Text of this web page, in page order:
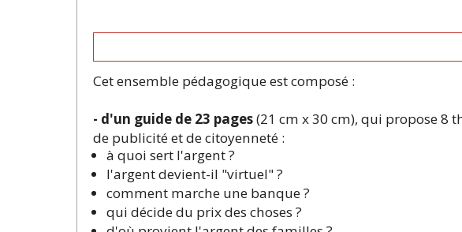
Cet ensemble pédagogique est composé :
- d'un guide de 23 pages(21 cm x 30 cm), qui propose 8
de publicité et de citoyenneté :
à quoi sert l'argent ?
l'argent devient-il "virtuel" ?
comment marche une banque ?
qui décide du prix des choses ?